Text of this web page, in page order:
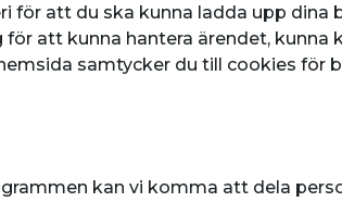
att du ska kunna ladda upp dina
att kunna hantera ärendet,
samtycker du till cookies för
kan vi komma att dela